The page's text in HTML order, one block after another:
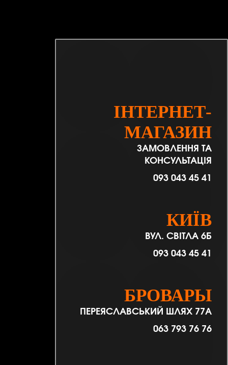
ІНТЕРНЕТ-
МАГАЗИН
ЗАМОВЛЕННЯ ТА
КОНСУЛЬТАЦІЯ
093 043 45 41
КИЇВ
ВУЛ. СВІТЛА 6Б
093 043 45 41
БРОВАРЫ
ПЕРЕЯСЛАВСЬКИЙ ШЛЯХ 77А
063 793 76 76